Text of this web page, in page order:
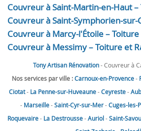
Couvreur à Saint-Martin-en-Haut
Couvreur à Saint-Symphorien-sur-
Couvreur à Marcy-l'Étoile – Toiture
Couvreur à Messimy – Toiture et
Tony Artisan Rénovation- Couvreur à
Nos services par ville :Carnoux-en-Provence-
Ciotat- La Penne-sur-Huveaune-Ceyreste-
- Marseille-Saint-Cyr-sur-Mer-Cuges-les-
Roquevaire- La Destrousse-Auriol-Saint-